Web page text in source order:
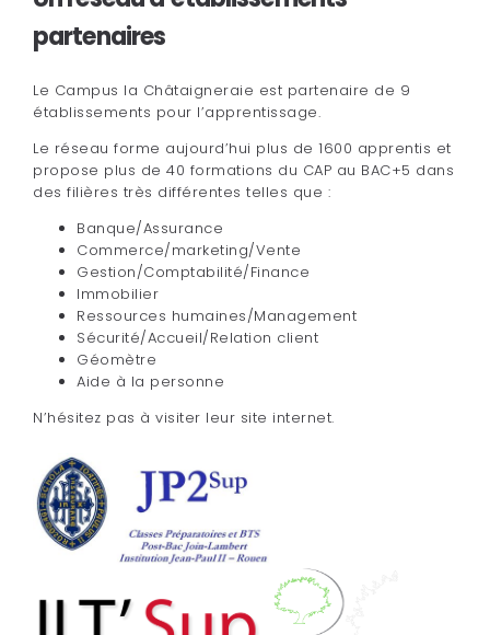
partenaires
Le Campus la Châtaigneraie est partenaire de 9
établissements pour l’apprentissage.
Le réseau forme aujourd’hui plus de 1600 apprentis et
propose plus de 40 formations du CAP au BAC+5 dans
des filières très différentes telles que :
Banque/Assurance
Commerce/marketing/Vente
Gestion/Comptabilité/Finance
Immobilier
Ressources humaines/Management
Sécurité/Accueil/Relation client
Géomètre
Aide à la personne
N’hésitez pas à visiter leur site internet.